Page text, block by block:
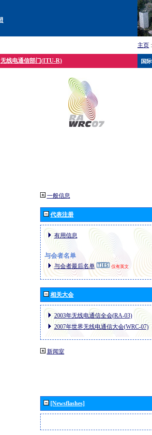
主页 :
无线电通信部门(ITU-R)
一般信息
代表注册
有用信息
与会者名单
与会者最后名单 仅有英文
相关大会
2003年无线电通信全会(RA-03)
2007年世界无线电通信大会(WRC-07)
新闻室
[Newsflashes]
国